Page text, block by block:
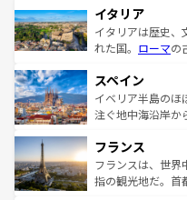
イタリア
イタリアは歴史、
れた国。 ローマの
ろん、トスカーナ
景など、自然景観
ピザやパスタなど
ませてくれるイタ
なお、新着のイタ
しい。
スペイン
イベリア半島のほ
注ぐ地中海沿岸か
文化が根付くこの
れる闘牛、そして
る。首都マドリー
フランス
フランスは、世界
指の観光地だ。首